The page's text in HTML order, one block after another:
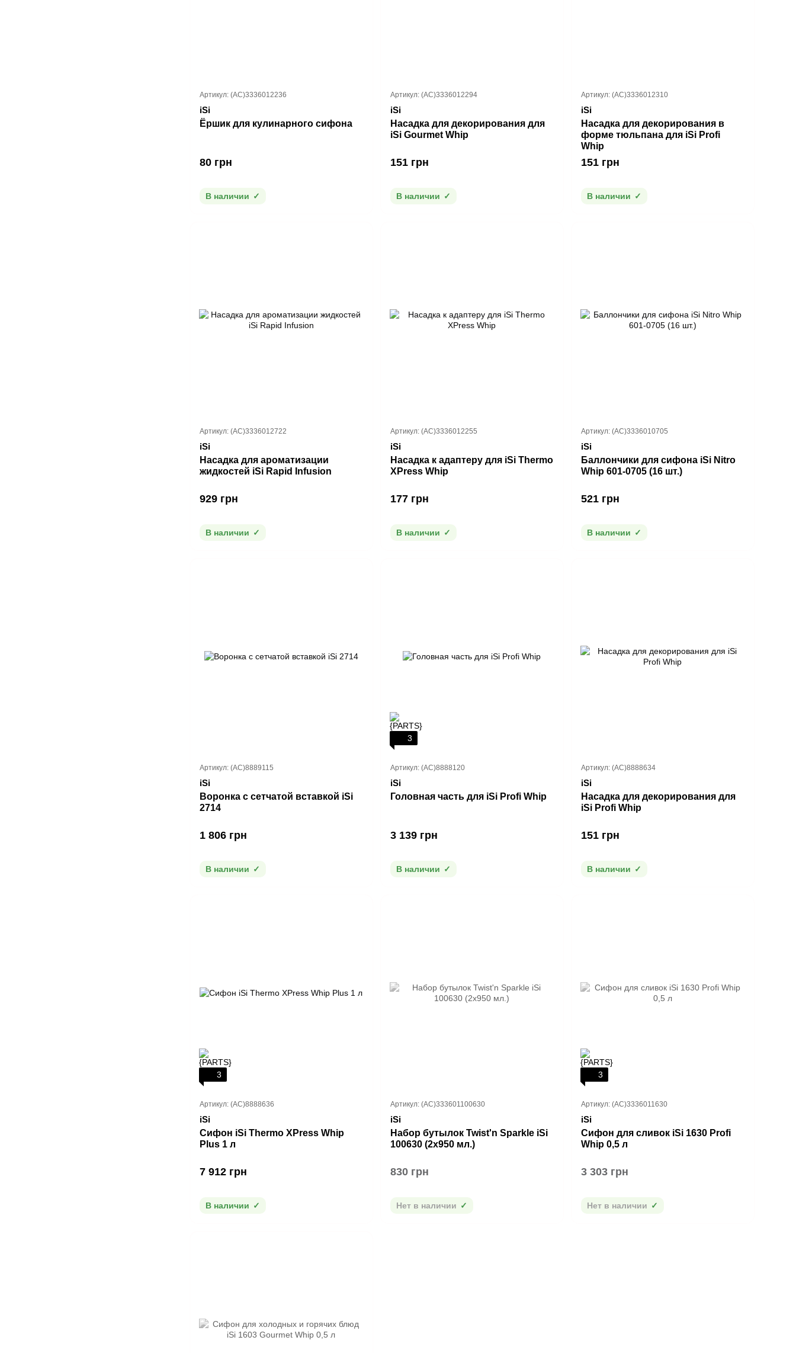
Артикул: (AC)3336012236
iSi
Ёршик для кулинарного сифона
80 грн
В наличии
Артикул: (AC)3336012294
iSi
Насадка для декорирования для
iSi Gourmet Whip
151 грн
В наличии
Артикул: (AC)3336012310
iSi
Насадка для декорирования в
форме тюльпана для iSi Profi
Whip
151 грн
В наличии
Артикул: (AC)3336012722
iSi
Насадка для ароматизации
жидкостей iSi Rapid Infusion
929 грн
В наличии
Артикул: (AC)3336012255
iSi
Насадка к адаптеру для iSi Thermo
XPress Whip
177 грн
В наличии
Артикул: (AC)3336010705
iSi
Баллончики для сифона iSi Nitro
Whip 601-0705 (16 шт.)
521 грн
В наличии
Артикул: (AC)8889115
iSi
Воронка с сетчатой вставкой iSi
2714
1 806 грн
В наличии
3
Артикул: (AC)8888120
iSi
Головная часть для iSi Profi Whip
3 139 грн
В наличии
Артикул: (AC)8888634
iSi
Насадка для декорирования для
iSi Profi Whip
151 грн
В наличии
3
Артикул: (AC)8888636
iSi
Сифон iSi Thermo XPress Whip
Plus 1 л
7 912 грн
В наличии
Артикул: (AC)333601100630
iSi
Набор бутылок Twist'n Sparkle iSi
100630 (2х950 мл.)
830 грн
Нет в наличии
3
Артикул: (AC)3336011630
iSi
Сифон для сливок iSi 1630 Profi
Whip 0,5 л
3 303 грн
Нет в наличии